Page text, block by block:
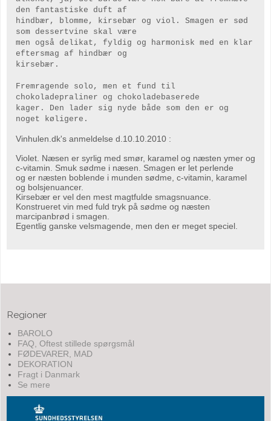
den fantastiske duft af
hindbær, blomme, kirsebær og viol. Smagen er sød
som dessertvine skal være
men også delikat, fyldig og harmonisk med en klar
eftersmag af hindbær og
kirsebær.
Fremragende solo, men et fund til
chokoladepraliner og chokoladebaserede
kager. Den lader sig nyde både som den er og
noget køligere.
Vinhulen.dk's anmeldelse d.10.10.2010 :
Violet. Næsen er syrlig med smør, karamel og næsten ymer og
c-vitamin. Smuk sødme i næsen. Smagen er let perlende
og er næsten boblende i munden sødme, c-vitamin, karamel
og bolsjenuancer.
Kirsebær er vel den mest magtfulde smagsnuance.
Konstrueret vin med fuld tryk på sødme og næsten
marcipanbrød i smagen.
Egentlig ganske velsmagende, men den er meget speciel.
Regioner
BAROLO
FAQ, Oftest stillede spørgsmål
FØDEVARER, MAD
DEKORATION
Fragt i Danmark
Se mere